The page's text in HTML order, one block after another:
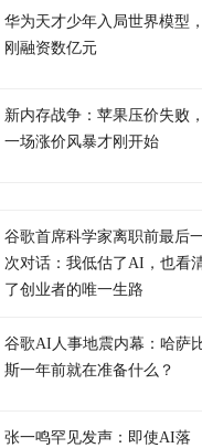
华为天才少年入局世界模型，
刚融资数亿元
新内存战争：苹果压价失败，
一场涨价风暴才刚开始
谷歌首席科学家离职前最后
次对话：我低估了AI，也看
了创业者的唯一生路
谷歌AI人事地震内幕：哈萨
斯一年前就在准备什么？
张一鸣罕见发声：即使AI落